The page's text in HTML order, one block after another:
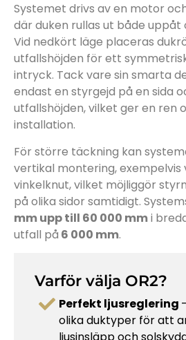
Systemet drivs av en motor
där duken rullas ut både
Vid nedkört läge placeras
utfallshöjden för ett
intryck. Tack vare sin smarta
endast en styrgejd på en sida
utfallshöjden, vilket ger en ren
installation.
För större täckning kan
vertikal montering, exempelvis
vinkelknut, vilket möjliggör
på olika sidor samtidigt.
mm upp till 60 000 mmi
utfall på 6 000 mm.
Varför välja OR2?
Perfekt ljusreglering
olika duktyper för att